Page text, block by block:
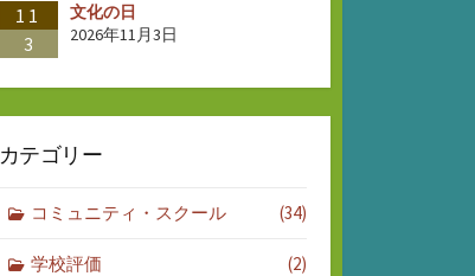
11
3
文化の日
2026年11月3日
カテゴリー
コミュニティ・スクール (34)
学校評価 (2)